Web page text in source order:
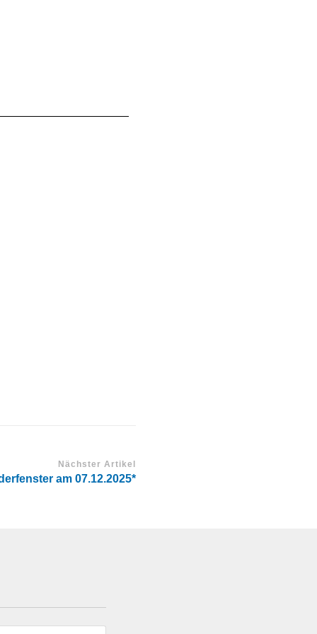
Nächster Artikel
am 07.12.2025*